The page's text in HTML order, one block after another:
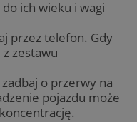
ich wieku i wagi
przez telefon. Gdy
zestawu
o przerwy na
pojazdu może